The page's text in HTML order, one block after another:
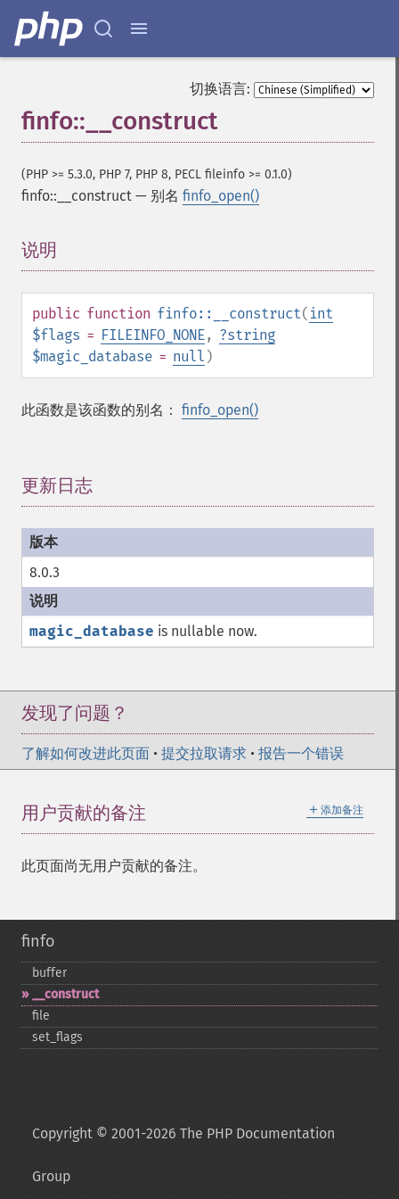
切换语言:
finfo::__construct
(PHP >= 5.3.0, PHP 7, PHP 8, PECL fileinfo >= 0.1.0)
finfo::__construct — 别名 finfo_open()
说明
public function finfo::__construct( int
$flags = FILEINFO_NONE, ?string
$magic_database = null )
此函数是该函数的别名： finfo_open()
更新日志
8.0.3
magic_database is nullable now.
发现了问题？
了解如何改进此页面 • 提交拉取请求 • 报告一个错误
＋ 添加备注
用户贡献的备注
此页面尚无用户贡献的备注。
finfo
buffer
_​_​construct
file
set_​flags
Copyright © 2001-2026 The PHP Documentation
Group